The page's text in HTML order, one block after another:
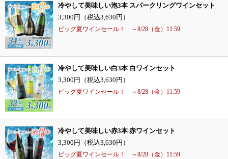
冷やして美味しい泡3本 スパークリングワインセット
3,300円（税込3,630円）
ビッグ夏ワインセール！ ～8/28（金）11:59
冷やして美味しい白3本 白ワインセット
3,300円（税込3,630円）
ビッグ夏ワインセール！ ～8/28（金）11:59
冷やして美味しい赤3本 赤ワインセット
3,300円（税込3,630円）
ビッグ夏ワインセール！ ～8/28（金）11:59